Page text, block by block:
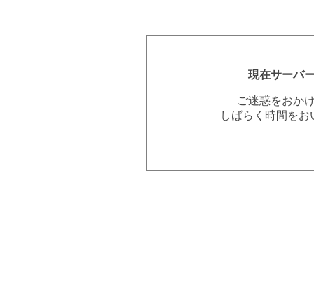
現在サーバ
ご迷惑をおか
しばらく時間を